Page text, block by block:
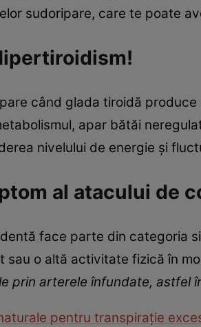
sudoripare, care te poate
când glada tiroidă
apar bătăi
nivelului de energie și
al atacului de
face parte din categoria
sau o altă activitate fizică în
prin arterele înfundate, astfel
pentru transpirație